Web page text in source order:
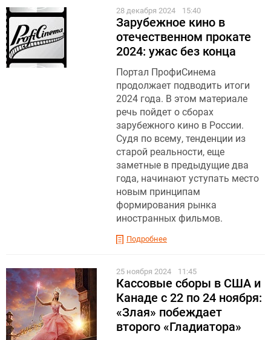
28 декабря 2024 15:40
Зарубежное кино в
отечественном прокате
2024: ужас без конца
Портал ПрофиСинема
продолжает подводить итоги
2024 года. В этом материале
речь пойдет о сборах
зарубежного кино в России.
Судя по всему, тенденции из
старой реальности, еще
заметные в предыдущие два
года, начинают уступать место
новым принципам
формирования рынка
иностранных фильмов.
Подробнее
25 ноября 2024 11:45
Кассовые сборы в США и
Канаде с 22 по 24 ноября:
«Злая» побеждает
второго «Гладиатора»